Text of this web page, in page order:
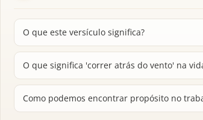
O que este versículo significa?
O que significa 'correr atrás do vento' na
Como podemos encontrar propósito no